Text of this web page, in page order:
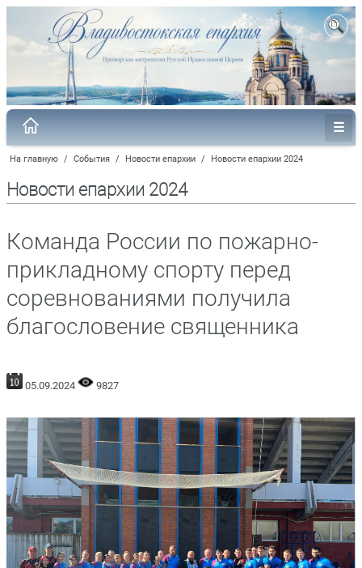
На главную / События / Новости епархии / Новости епархии 2024
Новости епархии 2024
Команда России по пожарно-
прикладному спорту перед
соревнованиями получила
благословение священника
05.09.2024 9827